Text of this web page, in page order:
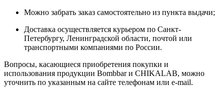
Можно забрать заказ самостоятельно из пункта выдачи;
Доставка осуществляется курьером по Санкт-
Петербургу, Ленинградской области, почтой или
транспортными компаниями по России.
Вопросы, касающиеся приобретения покупки и
использования продукции Bombbar и CHIKALAB, можно
уточнить по указанным на сайте телефонам или e-mail.